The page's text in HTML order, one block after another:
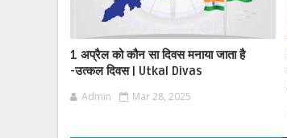
1 अप्रैल को कौन सा दिवस मनाया जाता है
-उत्कल दिवस | Utkal Divas
Admin Mar 28, 2025